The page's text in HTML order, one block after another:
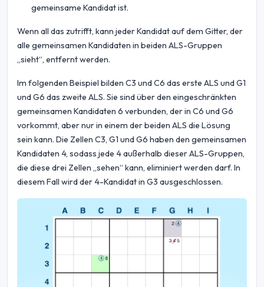
gemeinsame Kandidat ist.
Wenn all das zutrifft, kann jeder Kandidat auf dem Gitter, der
alle gemeinsamen Kandidaten in beiden ALS-Gruppen
„sieht“, entfernt werden.
Im folgenden Beispiel bilden C3 und C6 das erste ALS und G1
und G6 das zweite ALS. Sie sind über den eingeschränkten
gemeinsamen Kandidaten 6 verbunden, der in C6 und G6
vorkommt, aber nur in einem der beiden ALS die Lösung
sein kann. Die Zellen C3, G1 und G6 haben den gemeinsamen
Kandidaten 4, sodass jede 4 außerhalb dieser ALS-Gruppen,
die diese drei Zellen „sehen“ kann, eliminiert werden darf. In
diesem Fall wird der 4-Kandidat in G3 ausgeschlossen.